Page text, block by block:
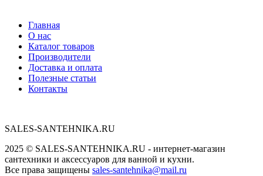
Главная
О нас
Каталог товаров
Производители
Доставка и оплата
Полезные статьи
Контакты
SALES-SANTEHNIKA.RU
2025 © SALES-SANTEHNIKA.RU - интернет-магазин
сантехники и аксессуаров для ванной и кухни.
Все права защищены sales-santehnika@mail.ru